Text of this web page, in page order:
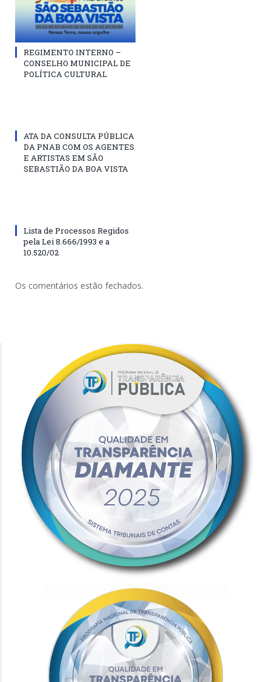
REGIMENTO INTERNO –
CONSELHO MUNICIPAL DE
POLÍTICA CULTURAL
ATA DA CONSULTA PÚBLICA
DA PNAB COM OS AGENTES
E ARTISTAS EM SÃO
SEBASTIÃO DA BOA VISTA
Lista de Processos Regidos
pela Lei 8.666/1993 e a
10.520/02
Os comentários estão fechados.